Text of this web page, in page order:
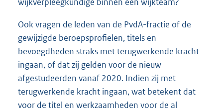
Ook vragen de leden van de PvdA-fractie of de
gewijzigde beroepsprofielen, titels en
bevoegdheden straks met terugwerkende kracht
ingaan, of dat zij gelden voor de nieuw
afgestudeerden vanaf 2020. Indien zij met
terugwerkende kracht ingaan, wat betekent dat
voor de titel en werkzaamheden voor de al